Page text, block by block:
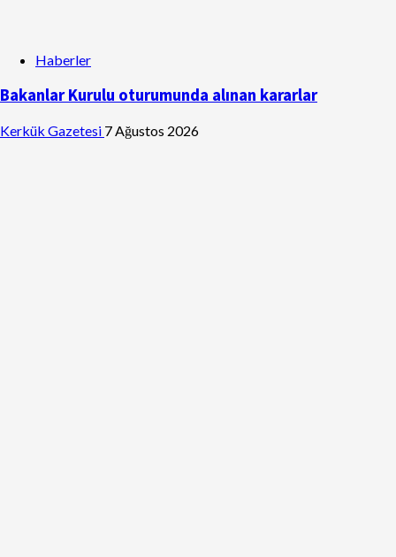
Haberler
Bakanlar Kurulu oturumunda alınan kararlar
Kerkük Gazetesi 7 Ağustos 2026